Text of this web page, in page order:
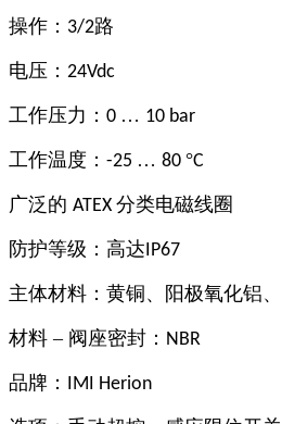
操作： 3/2路
电压： 24Vdc
工作压力： 0 … 10 bar
工作温度： -25 … 80 °C
广泛的 ATEX 分类电磁线圈
防护等级：高达IP67
主体材料：黄铜、阳极氧化铝、
材料 – 阀座密封： NBR
品牌： IMI Herion